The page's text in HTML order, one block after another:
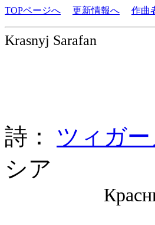
TOPページへ 更新情報へ 作曲
Krasnyj Sarafan
詩： ツィガー
シア
Красный